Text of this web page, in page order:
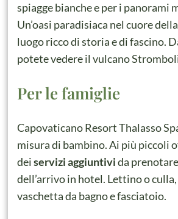
spiagge bianche e per i panorami
Un’oasi paradisiaca nel cuore
luogo ricco di storia e di fascino.
potete vedere il vulcano
Per le famiglie
Capovaticano Resort Thalasso
misura di bambino. Ai più piccoli
deiservizi aggiuntivida
dell’arrivo in hotel. Lettino o
vaschetta da bagno e fasciatoio.